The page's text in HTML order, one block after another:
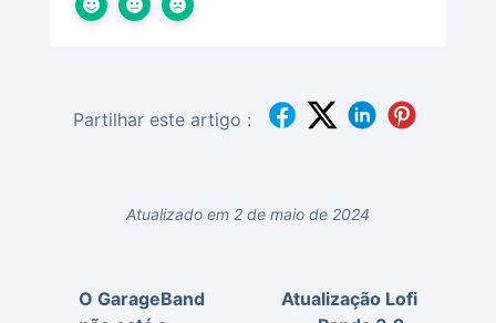
Partilhar este artigo :
Atualizado em 2 de maio de 2024
O GarageBand
Atualização Lofi